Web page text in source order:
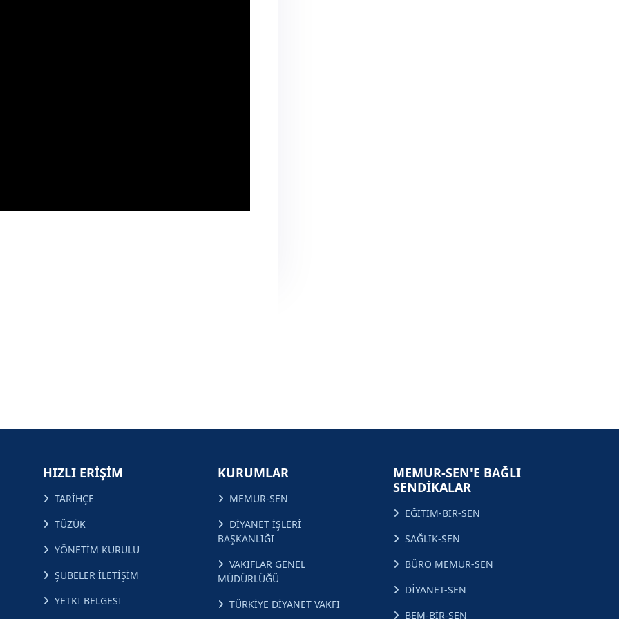
HIZLI ERİŞİM
TARİHÇE
TÜZÜK
YÖNETİM KURULU
ŞUBELER İLETİŞİM
YETKİ BELGESİ
KURUMLAR
MEMUR-SEN
DİYANET İŞLERİ
BAŞKANLIĞI
VAKIFLAR GENEL
MÜDÜRLÜĞÜ
TÜRKİYE DİYANET VAKFI
MEMUR-SEN'E BAĞLI
SENDİKALAR
EĞİTİM-BİR-SEN
SAĞLIK-SEN
BÜRO MEMUR-SEN
DİYANET-SEN
BEM-BİR-SEN